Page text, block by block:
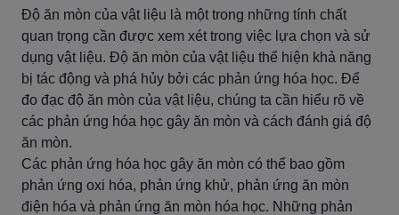
Độ ăn mòn của vật liệu là một trong những tính chất
quan trọng cần được xem xét trong việc lựa chọn và sử
dụng vật liệu. Độ ăn mòn của vật liệu thể hiện khả năng
bị tác động và phá hủy bởi các phản ứng hóa học. Để
đo đạc độ ăn mòn của vật liệu, chúng ta cần hiểu rõ về
các phản ứng hóa học gây ăn mòn và cách đánh giá độ
ăn mòn.
Các phản ứng hóa học gây ăn mòn có thể bao gồm
phản ứng oxi hóa, phản ứng khử, phản ứng ăn mòn
điện hóa và phản ứng ăn mòn hóa học. Những phản